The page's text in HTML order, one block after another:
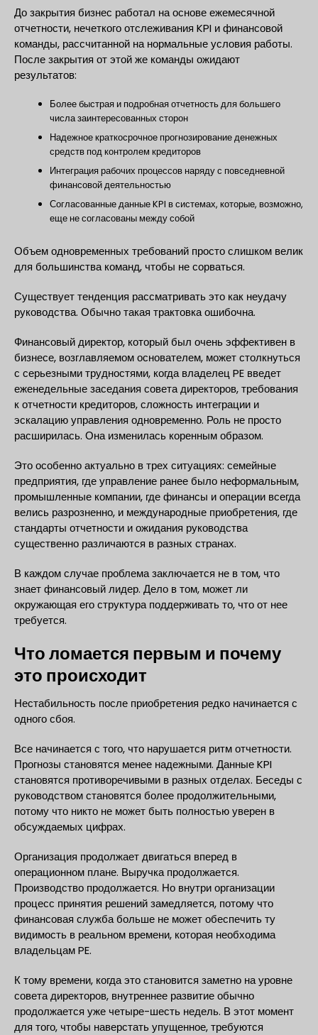
До закрытия бизнес работал на основе ежемесячной
отчетности, нечеткого отслеживания KPI и финансовой
команды, рассчитанной на нормальные условия работы.
После закрытия от этой же команды ожидают
результатов:
Более быстрая и подробная отчетность для большего
числа заинтересованных сторон
Надежное краткосрочное прогнозирование денежных
средств под контролем кредиторов
Интеграция рабочих процессов наряду с повседневной
финансовой деятельностью
Согласованные данные KPI в системах, которые, возможно,
еще не согласованы между собой
Объем одновременных требований просто слишком велик
для большинства команд, чтобы не сорваться.
Существует тенденция рассматривать это как неудачу
руководства. Обычно такая трактовка ошибочна.
Финансовый директор, который был очень эффективен в
бизнесе, возглавляемом основателем, может столкнуться
с серьезными трудностями, когда владелец PE введет
еженедельные заседания совета директоров, требования
к отчетности кредиторов, сложность интеграции и
эскалацию управления одновременно. Роль не просто
расширилась. Она изменилась коренным образом.
Это особенно актуально в трех ситуациях: семейные
предприятия, где управление ранее было неформальным,
промышленные компании, где финансы и операции всегда
велись разрозненно, и международные приобретения, где
стандарты отчетности и ожидания руководства
существенно различаются в разных странах.
В каждом случае проблема заключается не в том, что
знает финансовый лидер. Дело в том, может ли
окружающая его структура поддерживать то, что от нее
требуется.
Что ломается первым и почему
это происходит
Нестабильность после приобретения редко начинается с
одного сбоя.
Все начинается с того, что нарушается ритм отчетности.
Прогнозы становятся менее надежными. Данные KPI
становятся противоречивыми в разных отделах. Беседы с
руководством становятся более продолжительными,
потому что никто не может быть полностью уверен в
обсуждаемых цифрах.
Организация продолжает двигаться вперед в
операционном плане. Выручка продолжается.
Производство продолжается. Но внутри организации
процесс принятия решений замедляется, потому что
финансовая служба больше не может обеспечить ту
видимость в реальном времени, которая необходима
владельцам PE.
К тому времени, когда это становится заметно на уровне
совета директоров, внутреннее развитие обычно
продолжается уже четыре-шесть недель. В этот момент
для того, чтобы наверстать упущенное, требуются